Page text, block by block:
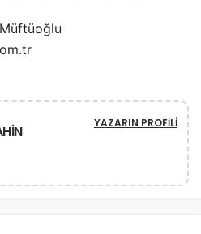
YAZARIN PROFILI